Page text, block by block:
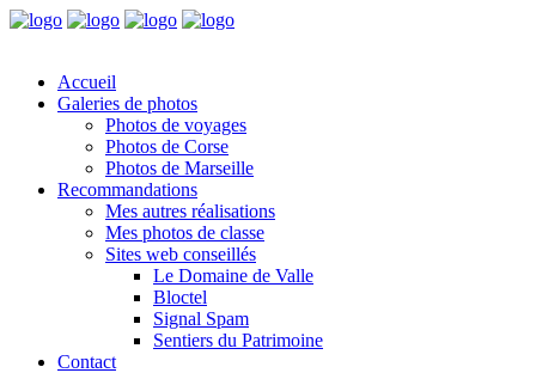
Accueil
Galeries de photos
Photos de voyages
Photos de Corse
Photos de Marseille
Recommandations
Mes autres réalisations
Mes photos de classe
Sites web conseillés
Le Domaine de Valle
Bloctel
Signal Spam
Sentiers du Patrimoine
Contact